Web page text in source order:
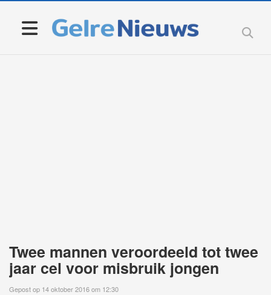
Twee mannen veroordeeld tot twee
jaar cel voor misbruik jongen
Gepost op 14 oktober 2016 om 12:30